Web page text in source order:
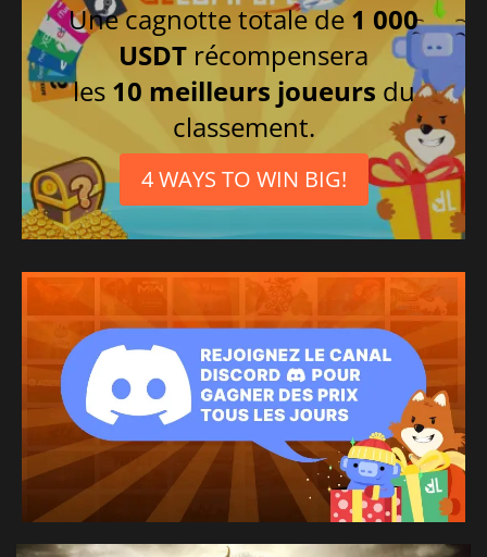
Une cagnotte totale de 1 000
USDT récompensera
les 10 meilleurs joueurs du
classement.
4 WAYS TO WIN BIG!